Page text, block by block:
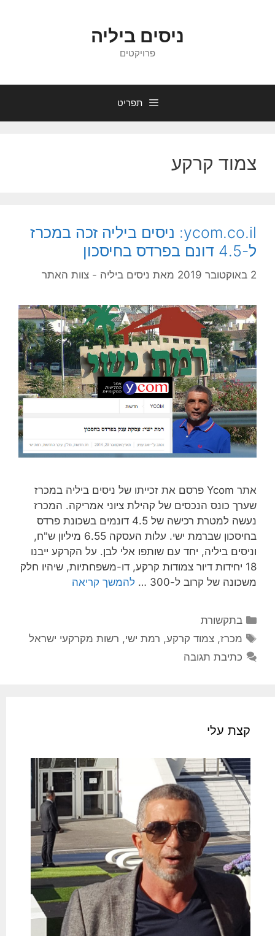
ניסים ביליה
פרויקטים
תפריט
צמוד קרקע
ycom.co.il: ניסים ביליה זכה במכרז
ל-4.5 דונם בפרדס בחיסכון
2 באוקטובר 2019 מאת ניסים ביליה - צוות האתר
אתר Ycom פרסם את זכייתו של ניסים ביליה במכרז
שערך כונס הנכסים של קהילת ציוני אמריקה. המכרז
נעשה למטרת רכישה של 4.5 דונמים בשכונת פרדס
בחיסכון שברמת ישי. עלות העסקה 6.55 מיליון ש"ח,
וניסים ביליה, יחד עם שותפו אלי לבן. על הקרקע ייבנו
18 יחידות דיור צמודות קרקע, דו-משפחתיות, שיהיו חלק
משכונה של קרוב ל-300 …
להמשך קריאה
קטגוריות
בתקשורת
תגיות
מכרז,צמוד קרקע, רמת ישי, רשות מקרקעי ישראל
כתיבת תגובה
קצת עלי